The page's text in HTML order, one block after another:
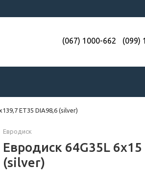
(067) 1000-662 (099)
ET35 DIA98,6 (silver)
Евродиск
Евродиск 64G35L
(silver)